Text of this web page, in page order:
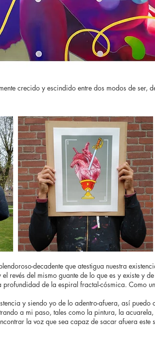
crecido y escindido entre dos modos de ser,
decadente que atestigua nuestra
revés del mismo guante de lo que es y existe y
de la espiral fractal-cósmica. Como
y siendo yo de lo adentro-afuera, así
a mi paso, tales como la pintura, la
la voz que sea capaz de sacar afuera